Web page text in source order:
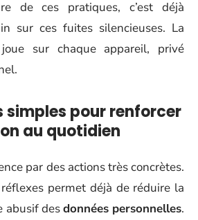
de ces pratiques, c’est déjà
sur ces fuites silencieuses. La
sur chaque appareil, privé
simples pour renforcer
au quotidien
par des actions très concrètes.
permet déjà de réduire la
abusif desdonnées personnelles.